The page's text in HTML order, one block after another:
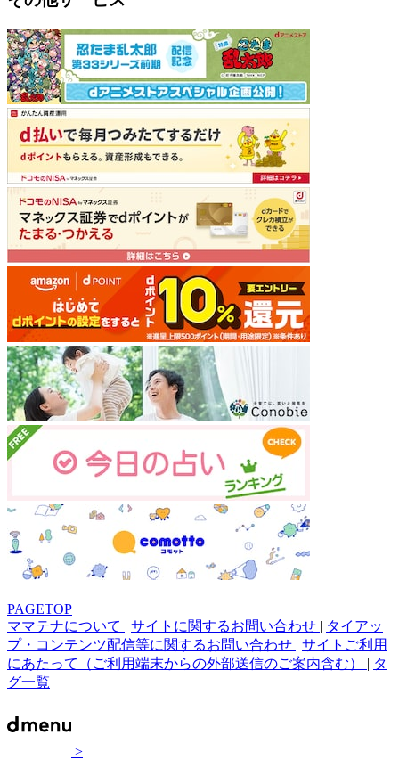
PAGETOP
ママテナについて | サイトに関するお問い合わせ | タイアッ
プ・コンテンツ配信等に関するお問い合わせ | サイトご利用
にあたって（ご利用端末からの外部送信のご案内含む） | タ
グ一覧
>